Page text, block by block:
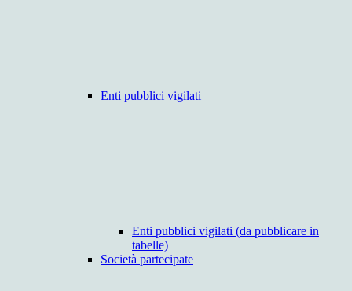
Enti pubblici vigilati
Enti pubblici vigilati (da pubblicare in
tabelle)
Società partecipate